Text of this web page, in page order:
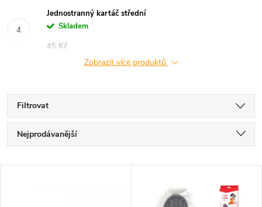
Jednostranný kartáč střední
Skladem
45 Kč
Zobrazit více produktů
Filtrovat
Ř
a
Nejprodávanější